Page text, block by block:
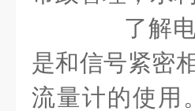
了解电
是和信号紧密
流量计的使用